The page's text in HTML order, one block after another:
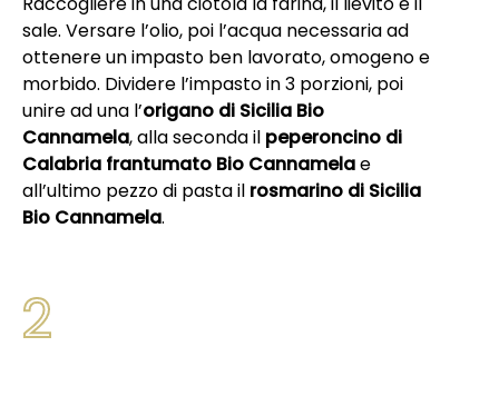
sale. Versare l’olio, poi l’acqua necessaria ad
ottenere un impasto ben lavorato, omogeno e
morbido. Dividere l’impasto in 3 porzioni, poi
unire ad una l’origano di Sicilia Bio
Cannamela, alla seconda il peperoncino di
Calabria frantumato Bio Cannamelae
all’ultimo pezzo di pasta il rosmarino di Sicilia
Bio Cannamela.
2